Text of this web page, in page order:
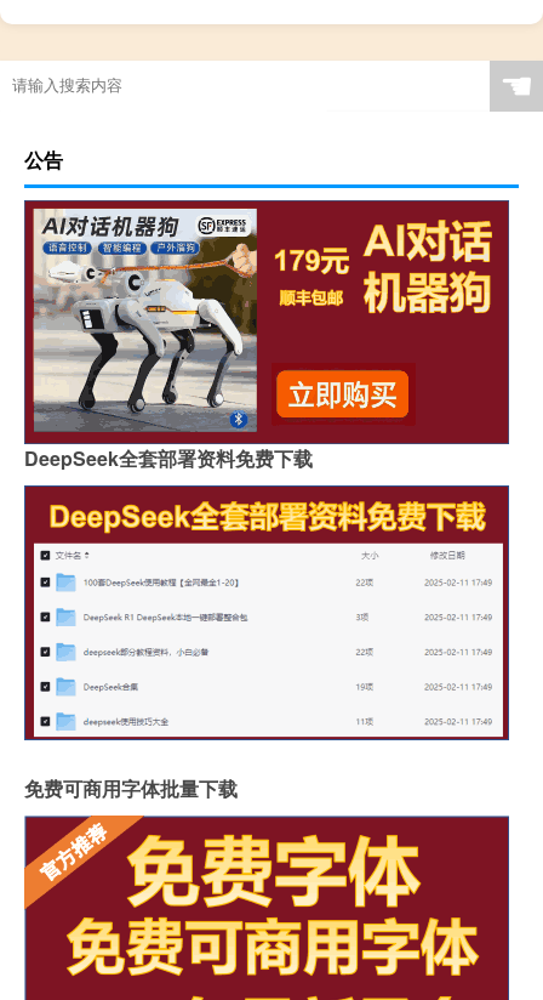
☚
公告
DeepSeek全套部署资料免费下载
免费可商用字体批量下载